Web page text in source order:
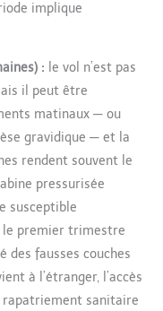
implique
: le vol n’est pas
il peut être
matinaux — ou
gravidique — et la
rendent souvent le
pressurisée
susceptible
le premier trimestre
fausses couches
à l’étranger, l’accès
rapatriement sanitaire